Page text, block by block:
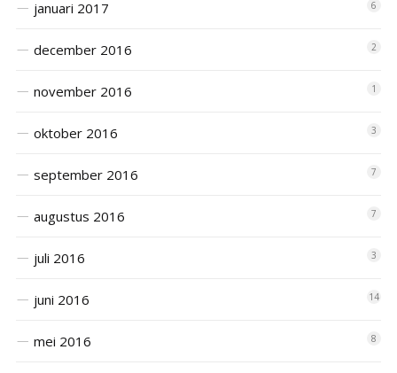
januari 2017 6
december 2016 2
november 2016 1
oktober 2016 3
september 2016 7
augustus 2016 7
juli 2016 3
juni 2016 14
mei 2016 8